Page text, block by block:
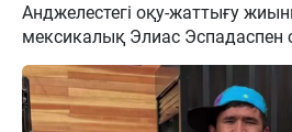
Анджелестегі оқу-жаттығу
мексикалық Элиас Эспадаспен